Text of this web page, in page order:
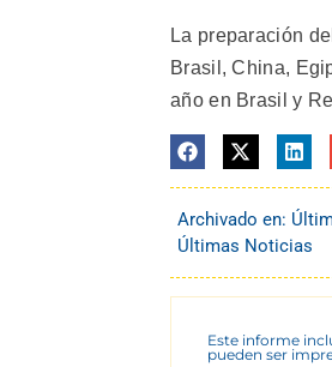
La preparación
Brasil, China,
año en Brasil y
Archivado en:
Últimas Noticias
Este informe
pueden ser